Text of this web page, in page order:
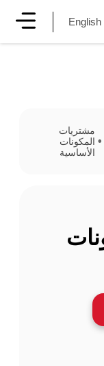
English
مشتريات
المكونات
الأساسية